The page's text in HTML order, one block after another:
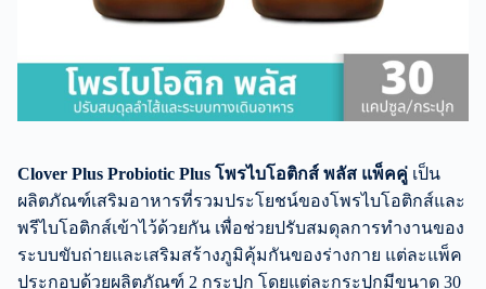
Clover Plus Probiotic Plus โพรไบโอติกส์ พลัส แพ็คคู่ เป็น
ผลิตภัณฑ์เสริมอาหารที่รวมประโยชน์ของโพรไบโอติกส์และ
พรีไบโอติกส์เข้าไว้ด้วยกัน เพื่อช่วยปรับสมดุลการทำงานของ
ระบบขับถ่ายและเสริมสร้างภูมิคุ้มกันของร่างกาย แต่ละแพ็ค
ประกอบด้วยผลิตภัณฑ์ 2 กระปุก โดยแต่ละกระปุกมีขนาด 30